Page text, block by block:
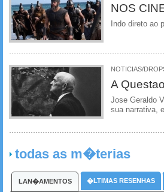
NOS
Indo direto ao
NOTICIAS/
A
Jose Geraldo
sua narrativa,
todas as m�terias
LAN�AMENTOS �LTIMAS RESENHAS